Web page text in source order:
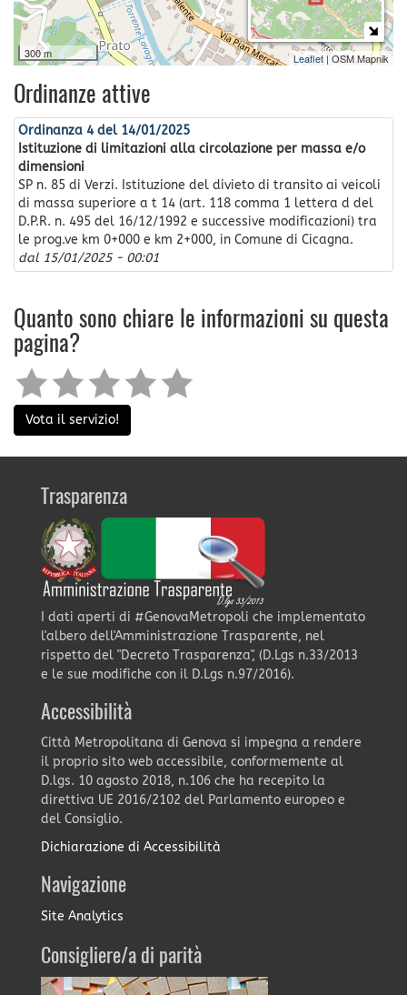
300 m Leaflet| OSM Mapnik
Ordinanze attive
Ordinanza 4 del 14/01/2025
Istituzione di limitazioni alla circolazione per massa e/o
dimensioni
SP n. 85 di Verzi. Istituzione del divieto di transito ai veicoli
di massa superiore a t 14 (art. 118 comma 1 lettera d del
D.P.R. n. 495 del 16/12/1992 e successive modificazioni) tra
le prog.ve km 0+000 e km 2+000, in Comune di Cicagna.
dal 15/01/2025 - 00:01
Quanto sono chiare le informazioni su questa
pagina?
Vota il servizio!
Trasparenza
I dati aperti di #GenovaMetropoli che implementato
l'albero dell'Amministrazione Trasparente, nel
rispetto del "Decreto Trasparenza", (D.Lgs n.33/2013
e le sue modifiche con il D.Lgs n.97/2016).
Accessibilità
Città Metropolitana di Genova si impegna a rendere
il proprio sito web accessibile, conformemente al
D.lgs. 10 agosto 2018, n.106 che ha recepito la
direttiva UE 2016/2102 del Parlamento europeo e
del Consiglio.
Dichiarazione di Accessibilità
Navigazione
Site Analytics
Consigliere/a di parità